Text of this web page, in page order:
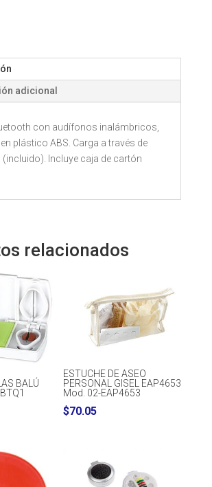
adicional
con audífonos inalámbricos,
plástico ABS. Carga a través de
(incluido). Incluye caja de cartón
relacionados
BALÚ
ESTUCHE DE ASEO
PERSONAL GISEL EAP4653
Mod. 02-EAP4653
$70.05